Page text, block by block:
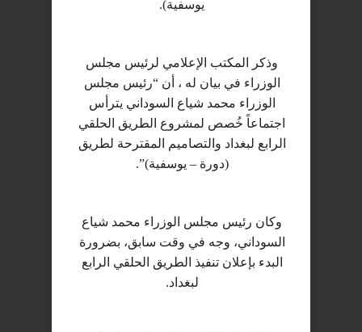
يوسفية).
وذكر المكتب الإعلامي لرئيس مجلس
الوزراء في بيان له ، أن “رئيس مجلس
الوزراء محمد شياع السوداني يترأس
اجتماعاً خُصص لمشروع الطريق الحلقي
الرابع لبغداد والتصاميم المقترحة لطريق
(دورة – يوسفية)”.
وكان رئيس مجلس الوزراء محمد شياع
السوداني، وجه في وقت سابق، بضرورة
البدء بإعلان تنفيذ الطريق الحلقي الرابع
لبغداد.